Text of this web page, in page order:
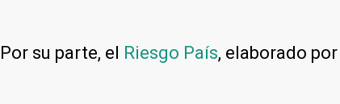
Por su parte, el Riesgo País, elaborado